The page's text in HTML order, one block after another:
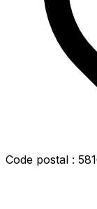
Code postal :